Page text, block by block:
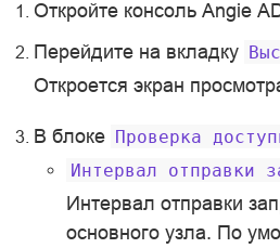
Откройте консоль Angie
Перейдите на вкладку
Откроется экран
В блоке Проверка
Интервал отправки
Интервал отправки
основного узла. По